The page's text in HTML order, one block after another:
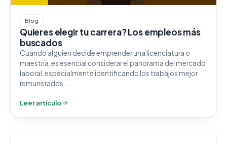
Blog
Quieres elegir tu carrera? Los empleos más
buscados
Cuando alguien decide emprender una licenciatura o
maestría, es esencial considerar el panorama del mercado
laboral, especialmente identificando los trabajos mejor
remunerados…
Leer artículo